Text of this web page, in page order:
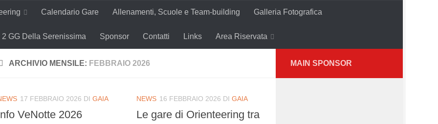
Calendario Gare Allenamenti, Scuole e Team-building Galleria Fotografica
2 GG Della Serenissima Sponsor Contatti Links Area Riservata
ARCHIVIO MENSILE: FEBBRAIO 2026
17 FEBBRAIO 2026 DI GAIA
VeNotte 2026
NEWS 16 FEBBRAIO 2026 DI GAIA
Le gare di Orienteering tra
MAIN SPONSOR